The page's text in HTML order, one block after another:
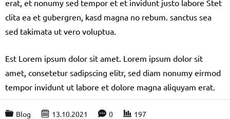
erat, et nonumy sed tempor et et invidunt justo labore Stet
clita ea et gubergren, kasd magna no rebum. sanctus sea
sed takimata ut vero voluptua.
Est Lorem ipsum dolor sit amet. Lorem ipsum dolor sit
amet, consetetur sadipscing elitr, sed diam nonumy eirmod
tempor invidunt ut labore et dolore magna aliquyam erat.
Blog 13.10.2021 0 197